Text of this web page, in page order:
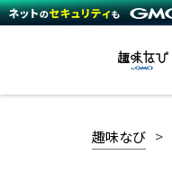
趣味なび